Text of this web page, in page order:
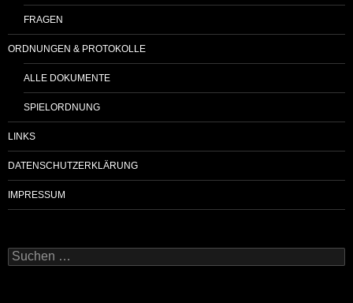
FRAGEN
ORDNUNGEN & PROTOKOLLE
ALLE DOKUMENTE
SPIELORDNUNG
LINKS
DATENSCHUTZERKLÄRUNG
IMPRESSUM
Suchen
nach: